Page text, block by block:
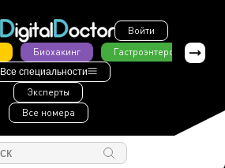
Войти
Биохакинг Гастроэнтерология
Все специальности
Эксперты
Все номера